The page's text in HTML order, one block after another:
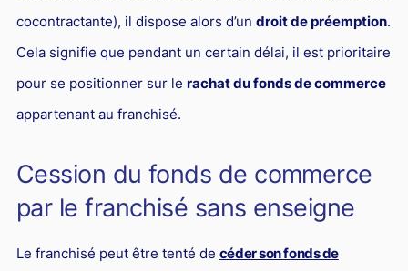
Responsabilité Sociétale des Entreprises (R.S.E)
Hôtellerie et restauration
Procédures et tribunaux
Contentieux cession d’entreprise
Responsabilité civile
cocontractante), il dispose alors d’un droit de préemption.
Cela signifie que pendant un certain délai, il est prioritaire
pour se positionner sur le rachat du fonds de commerce
appartenant au franchisé.
Cession du fonds de commerce
par le franchisé sans enseigne
Le franchisé peut être tenté de céder son fonds de